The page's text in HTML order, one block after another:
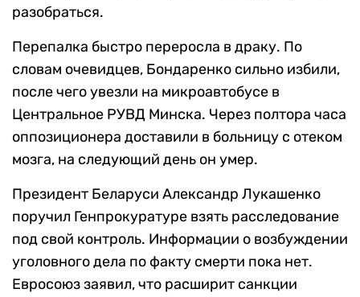
разобраться.
Перепалка быстро переросла в драку. По
словам очевидцев, Бондаренко сильно избили,
после чего увезли на микроавтобусе в
Центральное РУВД Минска. Через полтора часа
оппозиционера доставили в больницу с отеком
мозга, на следующий день он умер.
Президент Беларуси Александр Лукашенко
поручил Генпрокуратуре взять расследование
под свой контроль. Информации о возбуждении
уголовного дела по факту смерти пока нет.
Евросоюз заявил, что расширит санкции